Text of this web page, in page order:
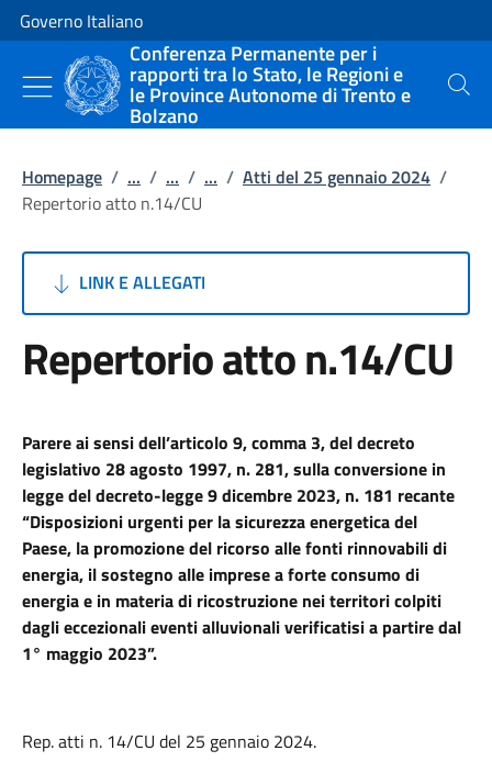
Vai al contenuto
Vai alla navigazione del sito
Governo Italiano
Conferenza Permanente per i
rapporti tra lo Stato, le Regioni e
le Province Autonome di Trento e
Bolzano
Cerca
Homepage / ... / ... / ... / Atti del 25 gennaio 2024 /
Repertorio atto n.14/CU
LINK E ALLEGATI
Repertorio atto n.14/CU
Parere ai sensi dell’articolo 9, comma 3, del decreto
legislativo 28 agosto 1997, n. 281, sulla conversione in
legge del decreto-legge 9 dicembre 2023, n. 181 recante
“Disposizioni urgenti per la sicurezza energetica del
Paese, la promozione del ricorso alle fonti rinnovabili di
energia, il sostegno alle imprese a forte consumo di
energia e in materia di ricostruzione nei territori colpiti
dagli eccezionali eventi alluvionali verificatisi a partire dal
1° maggio 2023”.
Rep. atti n. 14/CU del 25 gennaio 2024.